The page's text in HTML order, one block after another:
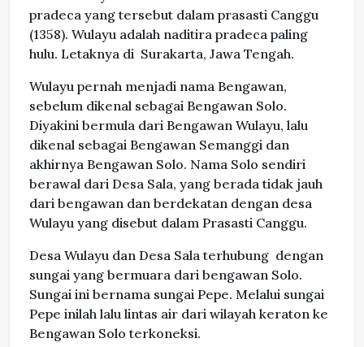
pradeca yang tersebut dalam prasasti Canggu
(1358). Wulayu adalah naditira pradeca paling
hulu. Letaknya di Surakarta, Jawa Tengah.
Wulayu pernah menjadi nama Bengawan,
sebelum dikenal sebagai Bengawan Solo.
Diyakini bermula dari Bengawan Wulayu, lalu
dikenal sebagai Bengawan Semanggi dan
akhirnya Bengawan Solo. Nama Solo sendiri
berawal dari Desa Sala, yang berada tidak jauh
dari bengawan dan berdekatan dengan desa
Wulayu yang disebut dalam Prasasti Canggu.
Desa Wulayu dan Desa Sala terhubung dengan
sungai yang bermuara dari bengawan Solo.
Sungai ini bernama sungai Pepe. Melalui sungai
Pepe inilah lalu lintas air dari wilayah keraton ke
Bengawan Solo terkoneksi.